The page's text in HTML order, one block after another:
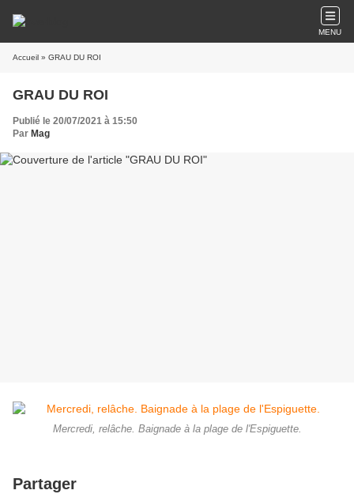
MENU
Accueil » GRAU DU ROI
GRAU DU ROI
Publié le 20/07/2021 à 15:50
Par Mag
Mercredi, relâche. Baignade à la plage de l'Espiguette.
Partager